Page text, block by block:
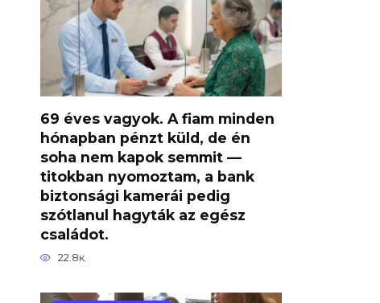
69 éves vagyok. A fiam minden
hónapban pénzt küld, de én
soha nem kapok semmit —
titokban nyomoztam, a bank
biztonsági kamerái pedig
szótlanul hagyták az egész
családot.
22.8к.